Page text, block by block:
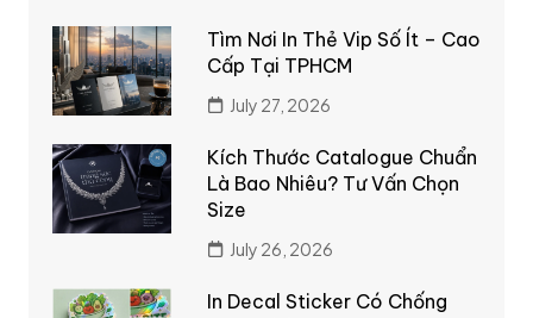
Tìm Nơi In Thẻ Vip Số Ít – Cao
Cấp Tại TPHCM
July 27, 2026
Kích Thước Catalogue Chuẩn
Là Bao Nhiêu? Tư Vấn Chọn
Size
July 26, 2026
In Decal Sticker Có Chống